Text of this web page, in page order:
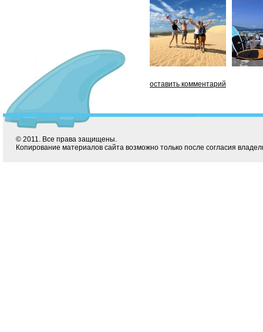
оставить комментарий
© 2011. Все права защищены.
Копирование материалов сайта возможно только после согласия